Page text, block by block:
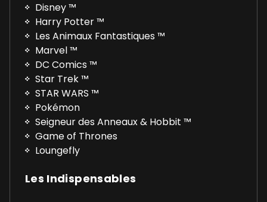
Disney ™
Harry Potter ™
Les Animaux Fantastiques ™
Marvel ™
DC Comics ™
Star Trek ™
STAR WARS ™
Pokémon
Seigneur des Anneaux & Hobbit ™
Game of Thrones
Loungefly
Les Indispensables